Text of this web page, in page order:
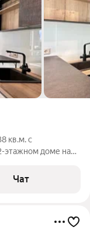
кв.м. с
этажном доме на
Чат